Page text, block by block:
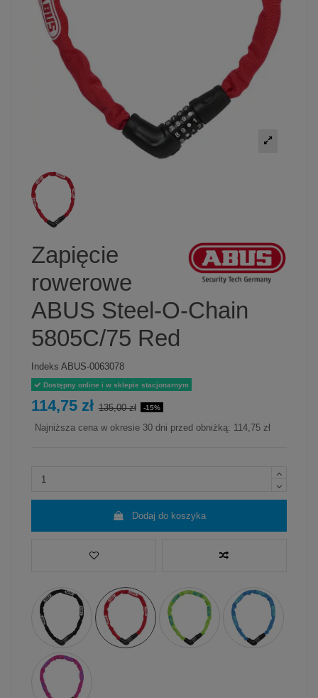
Zapięcie
rowerowe
ABUS Steel-O-Chain
5805C/75 Red
Indeks ABUS-0063078
Dostępny online i w sklepie stacjonarnym
114,75 zł 135,00 zł -15%
Najniższa cena w okresie 30 dni przed obniżką: 114,75 zł
Dodaj do koszyka